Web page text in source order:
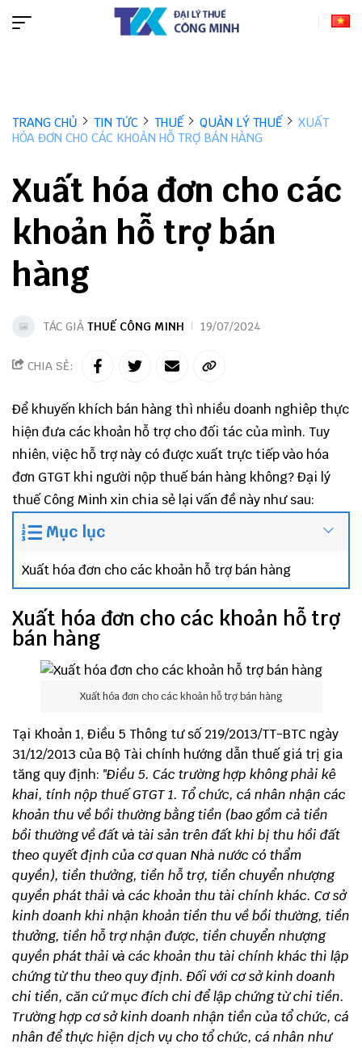
TRANG CHỦ TIN TỨC THUẾ QUẢN LÝ THUẾ
XUẤT
HÓA ĐƠN CHO CÁC KHOẢN HỖ TRỢ BÁN HÀNG
Xuất hóa đơn cho các
khoản hỗ trợ bán
hàng
TÁC GIẢ THUẾ CÔNG MINH 19/07/2024
CHIA SẺ:
Để khuyến khích bán hàng thì nhiều doanh nghiêp thực
hiện đưa các khoản hỗ trợ cho đối tác của mình. Tuy
nhiên, việc hỗ trợ này có được xuất trực tiếp vào hóa
đơn GTGT khi người nộp thuế bán hàng không?Đại lý
thuế Công Minh xin chia sẻ lại vấn đề này như sau:
Mục lục
Xuất hóa đơn cho các khoản hỗ trợ bán hàng
Xuất hóa đơn cho các khoản hỗ trợ
bán hàng
Xuất hóa đơn cho các khoản hỗ trợ bán hàng
Tại Khoản 1, Điều 5 Thông tư số 219/2013/TT-BTC ngày
31/12/2013 của Bộ Tài chính hướng dẫn thuế giá trị gia
tăng quy định: "Điều 5. Các trường hợp không phải kê
khai, tính nộp thuế GTGT1. Tổ chức, cá nhân nhận các
khoản thu về bồi thường bằng tiền (bao gồm cả tiền
bồi thường về đất và tài sản trên đất khi bị thu hồi đất
theo quyết định của cơ quan Nhà nước có thẩm
quyền), tiền thưởng, tiền hỗ trợ, tiền chuyển nhượng
quyền phát thải và các khoản thu tài chính khác. Cơ sở
kinh doanh khi nhận khoản tiền thu về bồi thường, tiền
thưởng, tiền hỗ trợ nhận được, tiền chuyển nhượng
quyền phát thải và các khoản thu tài chính khác thì lập
chứng từ thu theo quy định. Đối với cơ sở kinh doanh
chi tiền, căn cứ mục đích chi để lập chứng từ chi tiền.
Trường hợp cơ sở kinh doanh nhận tiền của tổ chức, cá
nhân để thực hiện dịch vụ cho tổ chức, cá nhân như